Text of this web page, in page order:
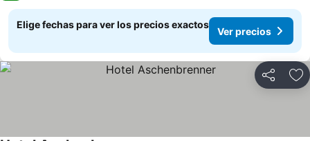
Elige fechas para ver los precios exactos
Ver precios
Compartir